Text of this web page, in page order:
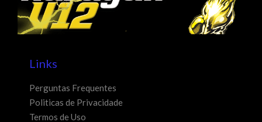
Links
Perguntas Frequentes
Politicas de Privacidade
Termos de Uso